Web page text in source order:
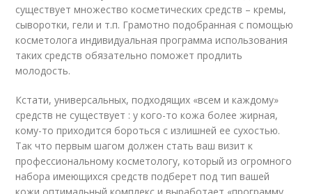
существует множество косметических средств – кремы,
сыворотки, гели и т.п. Грамотно подобранная с помощью
косметолога индивидуальная программа использования
таких средств обязательно поможет продлить
молодость.
Кстати, универсальных, подходящих «всем и каждому»
средств не существует : у кого-то кожа более жирная,
кому-то приходится бороться с излишней ее сухостью.
Так что первым шагом должен стать ваш визит к
профессиональному косметологу, который из огромного
набора имеющихся средств подберет под тип вашей